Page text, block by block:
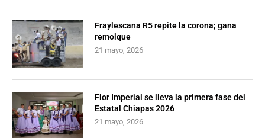
Fraylescana R5 repite la corona; gana
remolque
21 mayo, 2026
Flor Imperial se lleva la primera fase del
Estatal Chiapas 2026
21 mayo, 2026